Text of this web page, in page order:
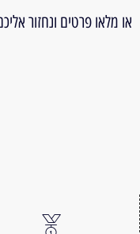
או מלאו פרטים ונחזור